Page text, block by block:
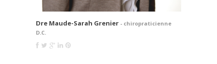
Dre Maude-Sarah Grenier - chiropraticienne
D.C.